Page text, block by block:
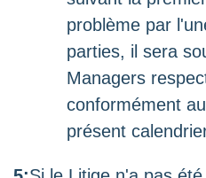
problème par
parties, il sera
Managers
conformément
présent